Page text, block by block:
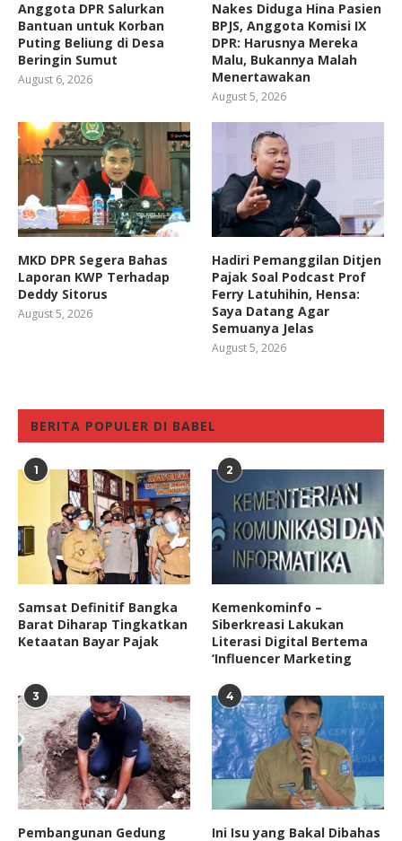
Anggota DPR Salurkan
Bantuan untuk Korban
Puting Beliung di Desa
Beringin Sumut
August 6, 2026
Nakes Diduga Hina Pasien
BPJS, Anggota Komisi IX
DPR: Harusnya Mereka
Malu, Bukannya Malah
Menertawakan
August 5, 2026
MKD DPR Segera Bahas
Laporan KWP Terhadap
Deddy Sitorus
August 5, 2026
Hadiri Pemanggilan Ditjen
Pajak Soal Podcast Prof
Ferry Latuhihin, Hensa:
Saya Datang Agar
Semuanya Jelas
August 5, 2026
BERITA POPULER DI BABEL
1
Samsat Definitif Bangka
Barat Diharap Tingkatkan
Ketaatan Bayar Pajak
2
Kemenkominfo –
Siberkreasi Lakukan
Literasi Digital Bertema
‘Influencer Marketing
3
Pembangunan Gedung
4
Ini Isu yang Bakal Dibahas